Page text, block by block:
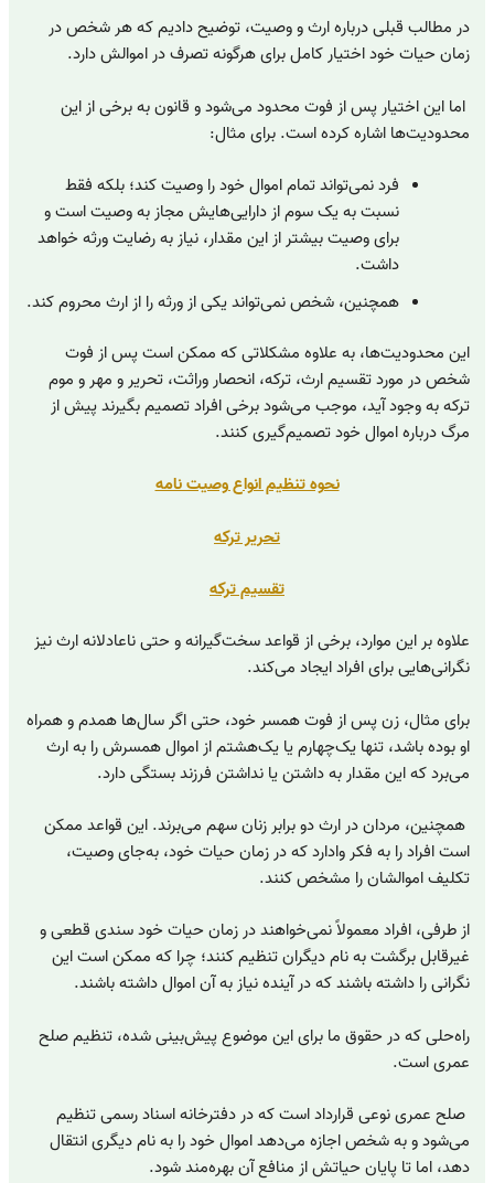
در مطالب قبلی درباره ارث و وصیت، توضیح دادیم که هر شخص در
زمان حیات خود اختیار کامل برای هرگونه تصرف در اموالش دارد.
اما این اختیار پس از فوت محدود می‌شود و قانون به برخی از این
محدودیت‌ها اشاره کرده است. برای مثال:
فرد نمی‌تواند تمام اموال خود را وصیت کند؛ بلکه فقط
نسبت به یک سوم از دارایی‌هایش مجاز به وصیت است و
برای وصیت بیشتر از این مقدار، نیاز به رضایت ورثه خواهد
داشت.
همچنین، شخص نمی‌تواند یکی از ورثه را از ارث محروم کند.
این محدودیت‌ها، به علاوه مشکلاتی که ممکن است پس از فوت
شخص در مورد تقسیم ارث، ترکه، انحصار وراثت، تحریر و مهر و موم
ترکه به وجود آید، موجب می‌شود برخی افراد تصمیم بگیرند پیش از
مرگ درباره اموال خود تصمیم‌گیری کنند.
نحوه تنظیم انواع وصیت نامه
تحریر ترکه
تقسیم ترکه
علاوه بر این موارد، برخی از قواعد سخت‌گیرانه و حتی ناعادلانه ارث نیز
نگرانی‌هایی برای افراد ایجاد می‌کند.
برای مثال، زن پس از فوت همسر خود، حتی اگر سال‌ها همدم و همراه
او بوده باشد، تنها یک‌چهارم یا یک‌هشتم از اموال همسرش را به ارث
می‌برد که این مقدار به داشتن یا نداشتن فرزند بستگی دارد.
همچنین، مردان در ارث دو برابر زنان سهم می‌برند. این قواعد ممکن
است افراد را به فکر وادارد که در زمان حیات خود، به‌جای وصیت،
تکلیف اموالشان را مشخص کنند.
از طرفی، افراد معمولاً نمی‌خواهند در زمان حیات خود سندی قطعی و
غیرقابل برگشت به نام دیگران تنظیم کنند؛ چرا که ممکن است این
نگرانی را داشته باشند که در آینده نیاز به آن اموال داشته باشند.
راه‌حلی که در حقوق ما برای این موضوع پیش‌بینی شده، تنظیم صلح
عمری است.
صلح عمری نوعی قرارداد است که در دفترخانه اسناد رسمی تنظیم
می‌شود و به شخص اجازه می‌دهد اموال خود را به نام دیگری انتقال
دهد، اما تا پایان حیاتش از منافع آن بهره‌مند شود.